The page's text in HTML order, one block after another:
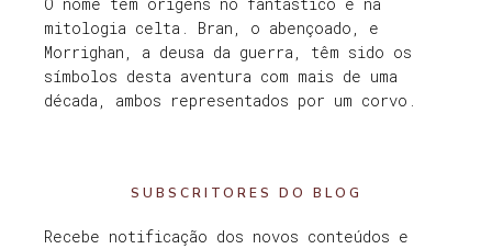
mitologia celta. Bran, o abençoado, e
Morrighan, a deusa da guerra, têm sido os
símbolos desta aventura com mais de uma
década, ambos representados por um corvo.
SUBSCRITORES DO BLOG
Recebe notificação dos novos conteúdos e